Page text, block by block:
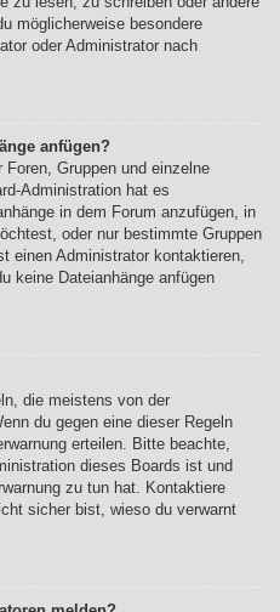
möglicherweise besondere
oder Administrator nach
anfügen?
Foren, Gruppen und einzelne
Administration hat es
in dem Forum anzufügen, in
oder nur bestimmte Gruppen
einen Administrator kontaktieren,
keine Dateianhänge anfügen
die meistens von der
du gegen eine dieser Regeln
erteilen. Bitte beachte,
dieses Boards ist und
zu tun hat. Kontaktiere
sicher bist, wieso du verwarnt